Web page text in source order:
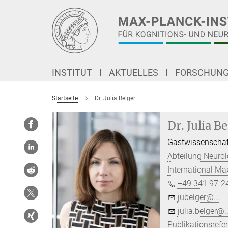
INSTITUT AKTUELLES
Startseite Dr. Julia Belger
Dr. Julia
Abteilung
International
+49 341 97-
jubelger@...